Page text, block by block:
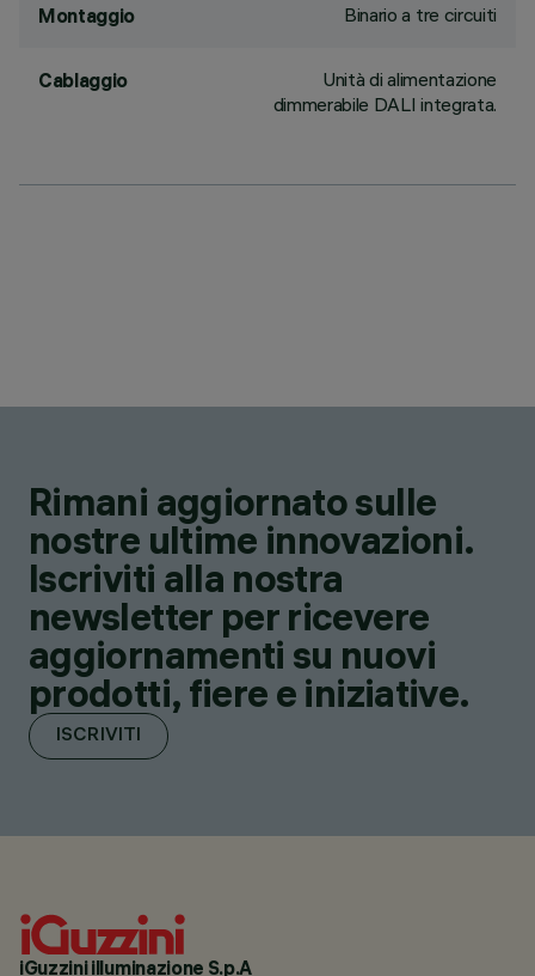
Montaggio Binario a tre circuiti
Cablaggio
Unità di alimentazione
dimmerabile DALI integrata.
Rimani aggiornato sulle
nostre ultime innovazioni.
Iscriviti alla nostra
newsletter per ricevere
aggiornamenti su nuovi
prodotti, fiere e iniziative.
ISCRIVITI
iGuzzini illuminazione S.p.A